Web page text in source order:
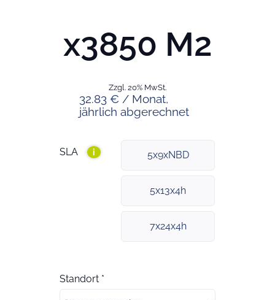
x3850 M2
32.83 € / Monat,
jährlich abgerechnet
Zzgl. 20% MwSt.
SLA i 5x9xNBD
5x13x4h
7x24x4h
Standort *